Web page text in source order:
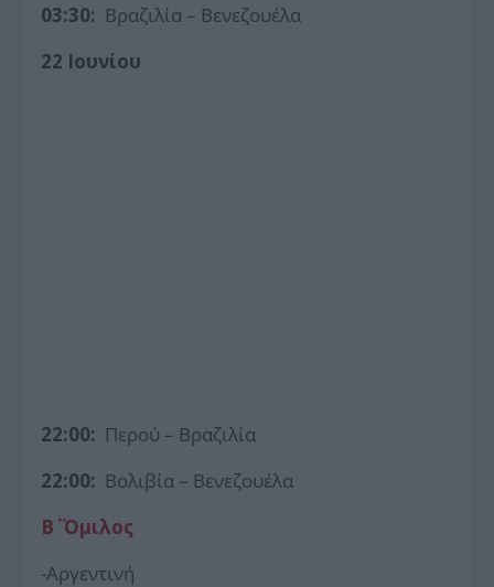
03:30: Βραζιλία – Βενεζουέλα
22 Ιουνίου
22:00: Περού – Βραζιλία
22:00: Βολιβία – Βενεζουέλα
Β΄ Όμιλος
-Αργεντινή